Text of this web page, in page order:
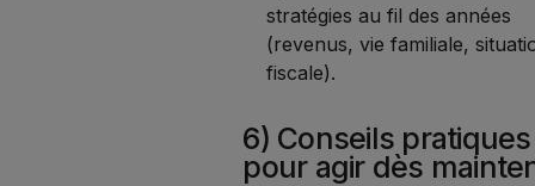
stratégies au fil des années
(revenus, vie familiale,
fiscale).
6) Conseils pratiques
pour agir dès